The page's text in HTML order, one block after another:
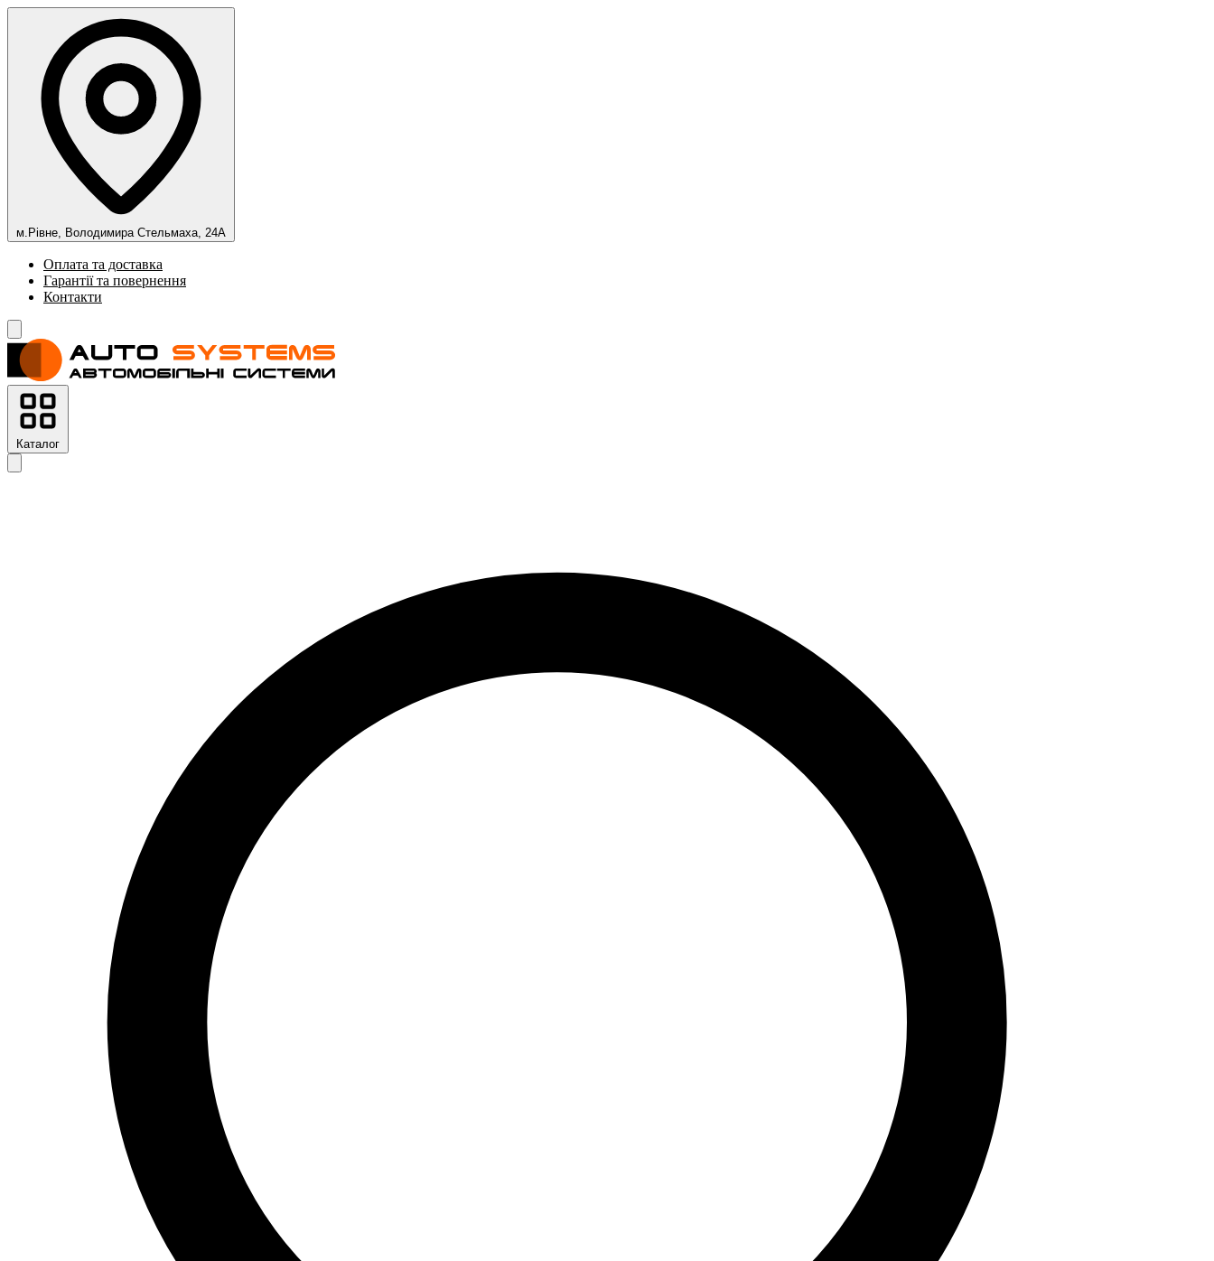
м.Рівне, Володимира Стельмаха, 24А
Оплата та доставка
Гарантії та повернення
Контакти
Каталог